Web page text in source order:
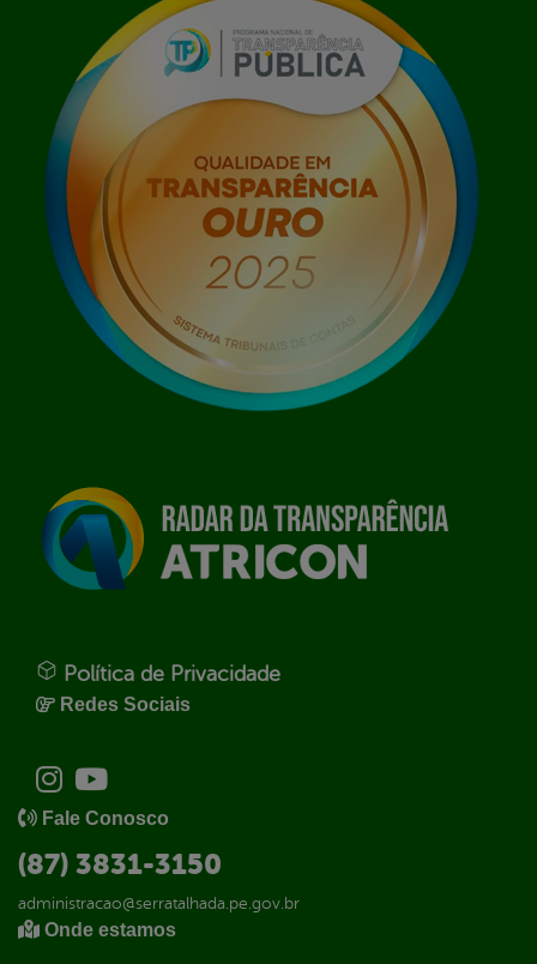
Política de Privacidade
Redes Sociais
Fale Conosco
(87) 3831-3150
administracao@serratalhada.pe.gov.br
Onde estamos